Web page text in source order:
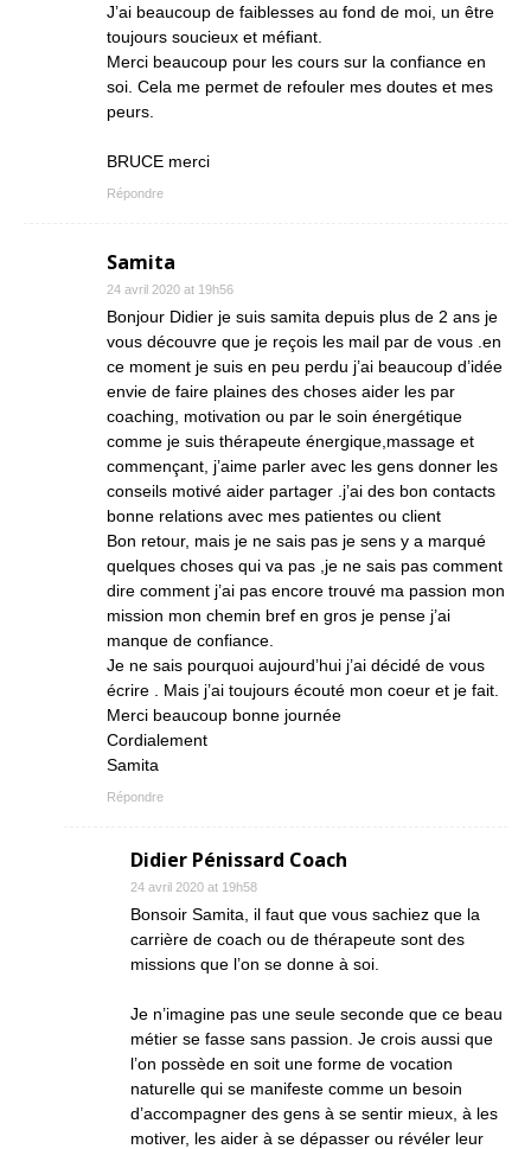
J’ai beaucoup de faiblesses au fond de moi, un être
toujours soucieux et méfiant.
Merci beaucoup pour les cours sur la confiance en
soi. Cela me permet de refouler mes doutes et mes
peurs.
BRUCE merci
Répondre
Samita
24 avril 2020 at 19h56
Bonjour Didier je suis samita depuis plus de 2 ans je
vous découvre que je reçois les mail par de vous .en
ce moment je suis en peu perdu j’ai beaucoup d’idée
envie de faire plaines des choses aider les par
coaching, motivation ou par le soin énergétique
comme je suis thérapeute énergique,massage et
commençant, j’aime parler avec les gens donner les
conseils motivé aider partager .j’ai des bon contacts
bonne relations avec mes patientes ou client
Bon retour, mais je ne sais pas je sens y a marqué
quelques choses qui va pas ,je ne sais pas comment
dire comment j’ai pas encore trouvé ma passion mon
mission mon chemin bref en gros je pense j’ai
manque de confiance.
Je ne sais pourquoi aujourd’hui j’ai décidé de vous
écrire . Mais j’ai toujours écouté mon coeur et je fait.
Merci beaucoup bonne journée
Cordialement
Samita
Répondre
Didier Pénissard Coach
24 avril 2020 at 19h58
Bonsoir Samita, il faut que vous sachiez que la
carrière de coach ou de thérapeute sont des
missions que l’on se donne à soi.
Je n’imagine pas une seule seconde que ce beau
métier se fasse sans passion. Je crois aussi que
l’on possède en soit une forme de vocation
naturelle qui se manifeste comme un besoin
d’accompagner des gens à se sentir mieux, à les
motiver, les aider à se dépasser ou révéler leur